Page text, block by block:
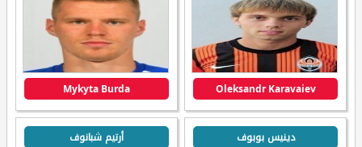
Oleksandr Karavaiev
Mykyta Burda
دينيس بوبوف أرتيم شبانوف